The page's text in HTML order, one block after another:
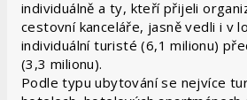
individuálně a ty, kteří přijeli
cestovní kanceláře, jasně vedli i v
individuální turisté (6,1 milionu)
(3,3 milionu).
Podle typu ubytování se nejvíce